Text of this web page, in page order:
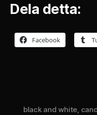
Dela detta:
Facebook
black and white,